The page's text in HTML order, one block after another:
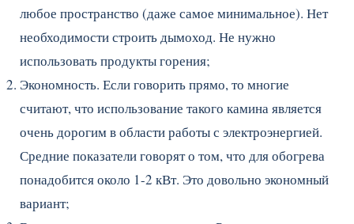
любое пространство (даже самое минимальное). Нет
необходимости строить дымоход. Не нужно
использовать продукты горения;
Экономность. Если говорить прямо, то многие
считают, что использование такого камина является
очень дорогим в области работы с электроэнергией.
Средние показатели говорят о том, что для обогрева
понадобится около 1-2 кВт. Это довольно экономный
вариант;